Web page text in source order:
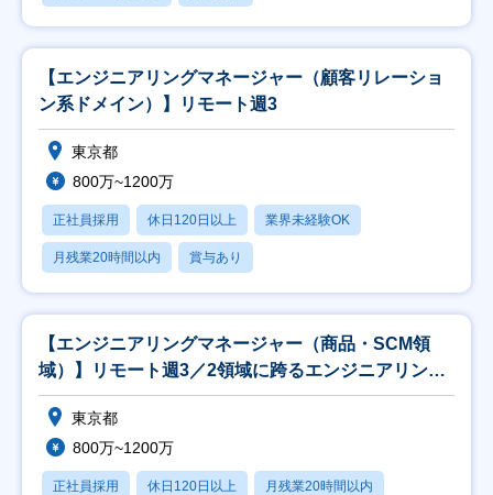
【エンジニアリングマネージャー（顧客リレーショ
ン系ドメイン）】リモート週3
東京都
800万~1200万
正社員採用 休日120日以上 業界未経験OK
月残業20時間以内 賞与あり
【エンジニアリングマネージャー（商品・SCM領
域）】リモート週3／2領域に跨るエンジニアリング
を統括
東京都
800万~1200万
正社員採用 休日120日以上 月残業20時間以内